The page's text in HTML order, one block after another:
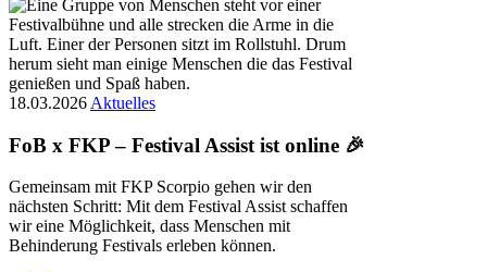
18.03.2026 Aktuelles
FoB x FKP – Festival Assist ist online 🎉
Gemeinsam mit FKP Scorpio gehen wir den
nächsten Schritt: Mit dem Festival Assist schaffen
wir eine Möglichkeit, dass Menschen mit
Behinderung Festivals erleben können.